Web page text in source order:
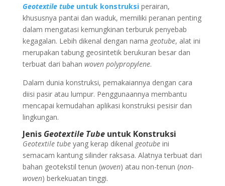
Geotextile tubeuntuk konstruksiperairan,
khususnya pantai dan waduk, memiliki peranan penting
dalam mengatasi kemungkinan terburuk penyebab
kegagalan. Lebih dikenal dengan nama geotube, alat ini
merupakan tabung geosintetik berukuran besar dan
terbuat dari bahan woven polypropylene.
Dalam dunia konstruksi, pemakaiannya dengan cara
diisi pasir atau lumpur. Penggunaannya membantu
mencapai kemudahan aplikasi konstruksi pesisir dan
lingkungan.
Jenis Geotextile Tubeuntuk Konstruksi
Geotextile tubeyang kerap dikenal geotube ini
semacam kantung silinder raksasa. Alatnya terbuat dari
bahan geotekstil tenun (woven) atau non-tenun (non-
woven) berkekuatan tinggi.